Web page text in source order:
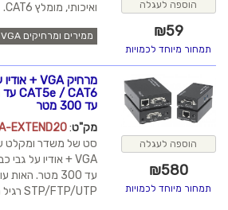
ואיכותי, מומלץ CAT6.
ממירים ומרחיקים VGA
מרחיק VGA + אודיו על גבי כבל רשת יחיד
CAT5e / CAT6 עד רזולוציה 1920x1200,
עד 300 מטר
מק"ט
VGA-EXTEND20
סט של משדר ומקלט שמאפשרים להעביר אות של
VGA + אודיו על גבי כבל רשת בודד למרחק של
עד 300 מטר. האות עובר על גבי כבל תקשורת
STP/FTP/UTP רגיל מסוג CAT5e...